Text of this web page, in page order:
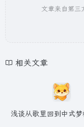
文章来自第三
相关文章
浅谈从歌里回到中式